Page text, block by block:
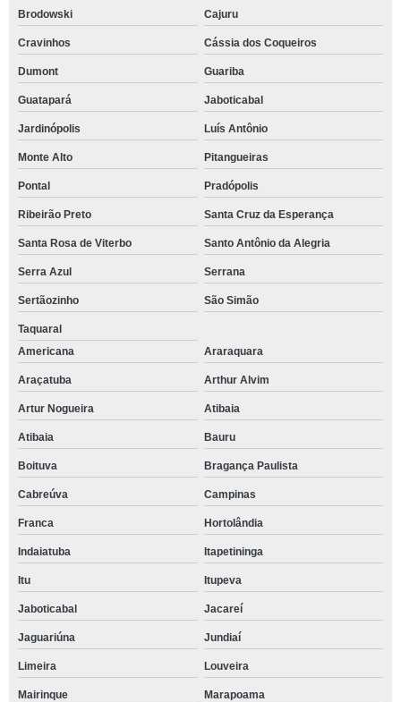
Brodowski Cajuru
Cravinhos Cássia dos Coqueiros
Dumont Guariba
Guatapará Jaboticabal
Jardinópolis Luís Antônio
Monte Alto Pitangueiras
Pontal Pradópolis
Ribeirão Preto Santa Cruz da Esperança
Santa Rosa de Viterbo Santo Antônio da Alegria
Serra Azul Serrana
Sertãozinho São Simão
Taquaral
Americana
Araraquara
Araçatuba Arthur Alvim
Artur Nogueira Atibaia
Atibaia Bauru
Boituva Bragança Paulista
Cabreúva Campinas
Franca Hortolândia
Indaiatuba Itapetininga
Itu Itupeva
Jaboticabal Jacareí
Jaguariúna Jundiaí
Limeira Louveira
Mairinque Marapoama